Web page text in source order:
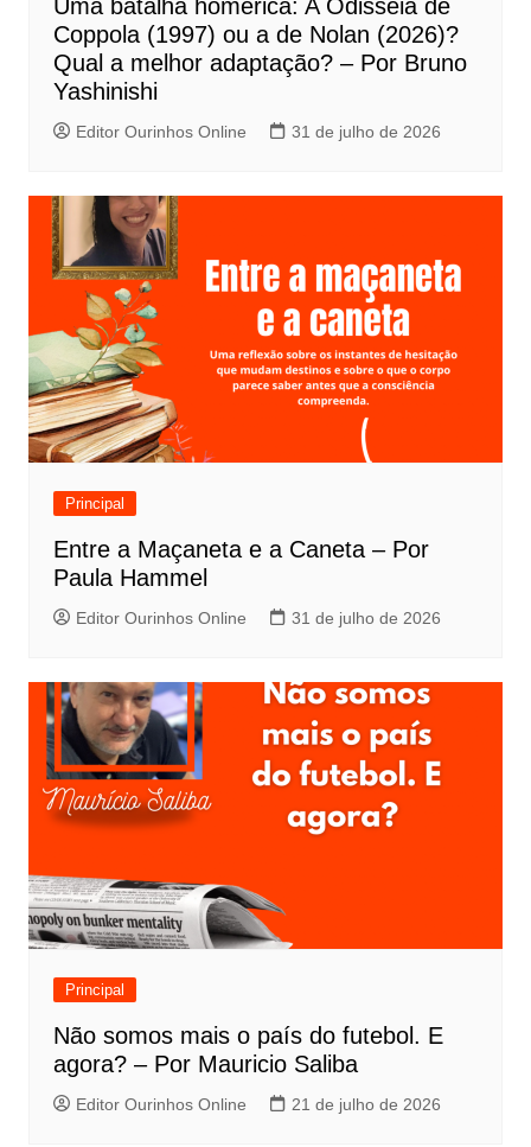
Uma batalha homérica: A Odisseia de
Coppola (1997) ou a de Nolan (2026)?
Qual a melhor adaptação? – Por Bruno
Yashinishi
Editor Ourinhos Online 31 de julho de 2026
Principal
Entre a Maçaneta e a Caneta – Por
Paula Hammel
Editor Ourinhos Online 31 de julho de 2026
Principal
Não somos mais o país do futebol. E
agora? – Por Mauricio Saliba
Editor Ourinhos Online 21 de julho de 2026